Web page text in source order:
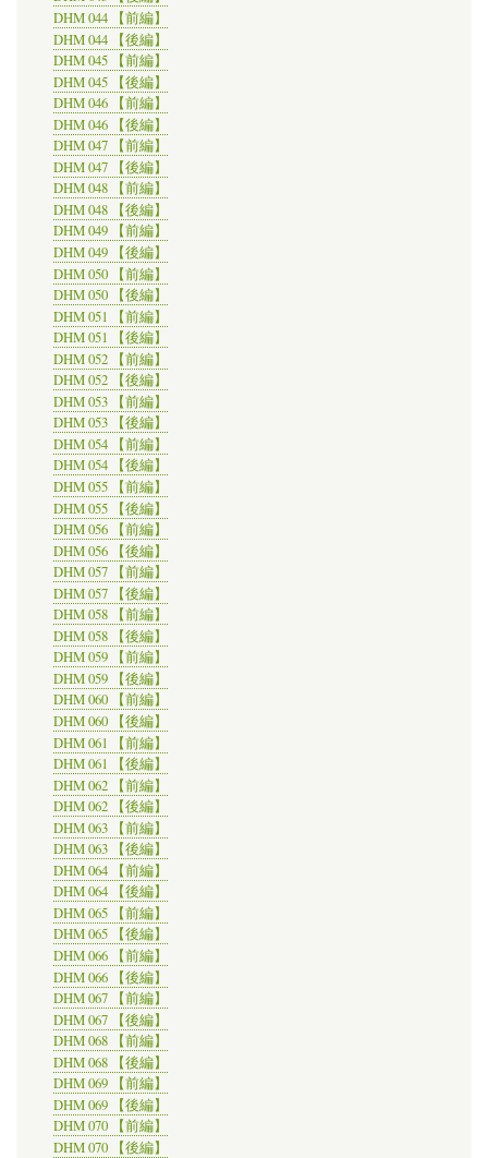
DHM 044 【前編】
DHM 044 【後編】
DHM 045 【前編】
DHM 045 【後編】
DHM 046 【前編】
DHM 046 【後編】
DHM 047 【前編】
DHM 047 【後編】
DHM 048 【前編】
DHM 048 【後編】
DHM 049 【前編】
DHM 049 【後編】
DHM 050 【前編】
DHM 050 【後編】
DHM 051 【前編】
DHM 051 【後編】
DHM 052 【前編】
DHM 052 【後編】
DHM 053 【前編】
DHM 053 【後編】
DHM 054 【前編】
DHM 054 【後編】
DHM 055 【前編】
DHM 055 【後編】
DHM 056 【前編】
DHM 056 【後編】
DHM 057 【前編】
DHM 057 【後編】
DHM 058 【前編】
DHM 058 【後編】
DHM 059 【前編】
DHM 059 【後編】
DHM 060 【前編】
DHM 060 【後編】
DHM 061 【前編】
DHM 061 【後編】
DHM 062 【前編】
DHM 062 【後編】
DHM 063 【前編】
DHM 063 【後編】
DHM 064 【前編】
DHM 064 【後編】
DHM 065 【前編】
DHM 065 【後編】
DHM 066 【前編】
DHM 066 【後編】
DHM 067 【前編】
DHM 067 【後編】
DHM 068 【前編】
DHM 068 【後編】
DHM 069 【前編】
DHM 069 【後編】
DHM 070 【前編】
DHM 070 【後編】